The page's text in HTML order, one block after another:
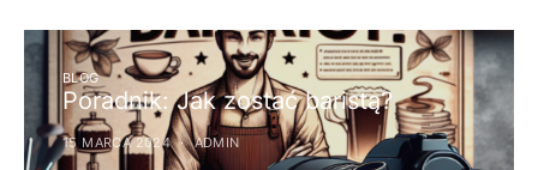
BLOG
Poradnik: Jak zostać baristą?
15 MARCA 2024 ADMIN